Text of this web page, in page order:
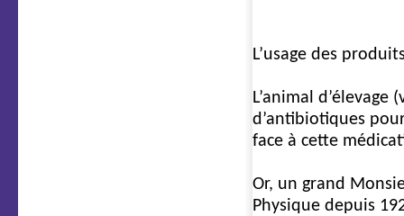
L’usage des
L’animal
d’antibiotiques
face à cette
Or, un grand
Physique depuis